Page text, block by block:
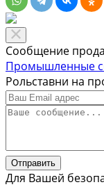
Сообщение
Промышленные
Рольставни на
Отправить
Для Вашей